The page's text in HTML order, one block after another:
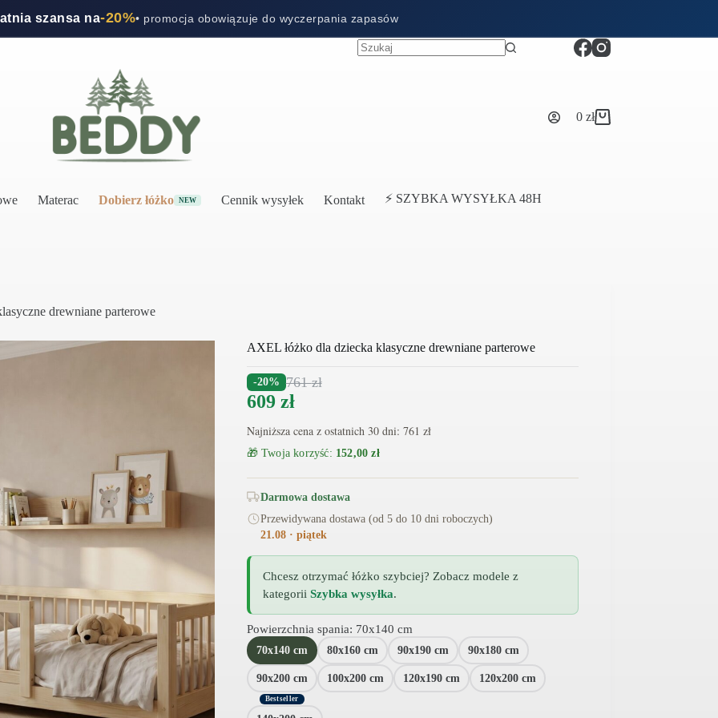
szansa na-20%• promocja obowiązuje do wyczerpania zapasów
Koszyk
0 zł
Materac Dobierz łóżko NEW Cennik wysyłek Kontakt ⚡ SZYBKA WYSYŁKA 48H
drewniane parterowe
AXEL łóżko dla dziecka klasyczne drewniane parterowe
-20% 761zł
609 zł
Najniższa cena z ostatnich 30 dni: 761 zł
🎁 Twoja korzyść: 152,00 zł
Darmowa dostawa
Przewidywana dostawa (od 5 do 10 dni roboczych)
21.08 · piątek
Chcesz otrzymać łóżko szybciej? Zobacz modele z
kategorii Szybka wysyłka.
Powierzchnia spania: 70x140 cm
70x140 cm 80x160 cm 90x190 cm 90x180 cm
90x200 cm
Bestseller
100x200 cm 120x190 cm 120x200 cm